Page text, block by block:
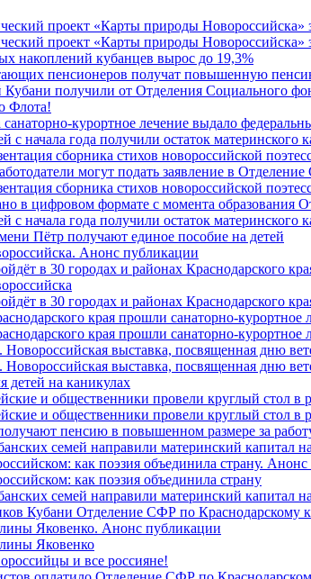
проект «Карты природы
проект «Карты природы Новороссийска»
накоплений кубанцев вырос до 19,3%
пенсионеров получат повышенную
получили от Отделения Социального
Флота!
санаторно-курортное лечение выдало
с начала года получили остаток материнского
сборника стихов новороссийской
могут подать заявление в
сборника стихов новороссийской
в цифровом формате с момента
с начала года получили остаток материнского
Пётр получают единое пособие на детей
Анонс публикации
в 30 городах и районах Краснодарского
в 30 городах и районах Краснодарского
края прошли санаторно-
края прошли санаторно-
Новороссийская выставка, посвященная дню
Новороссийская выставка, посвященная дню
детей на каникулах
и общественники провели круглый стол
и общественники провели круглый стол
пенсию в повышенном размере за
семей направили материнский
как поэзия объединила страну.
как поэзия объединила страну
семей направили материнский
Кубани Отделение СФР по
Яковенко. Анонс публикации
Яковенко
и все россияне!